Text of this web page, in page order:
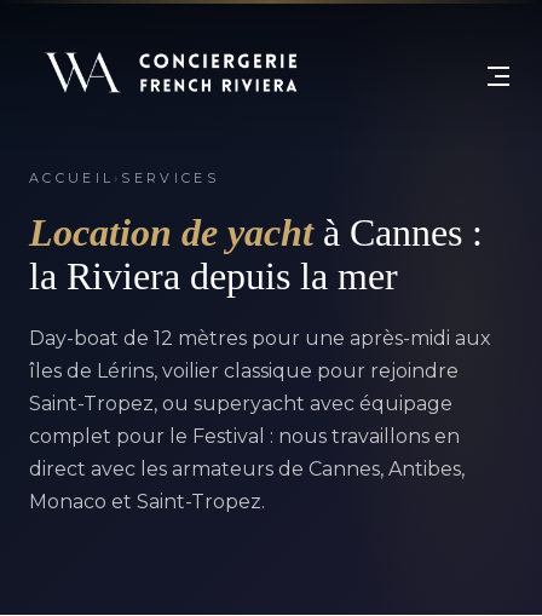
ACCUEIL › SERVICES
Location de yachtà Cannes :
la Riviera depuis la mer
Day-boat de 12 mètres pour une après-midi aux
îles de Lérins, voilier classique pour rejoindre
Saint-Tropez, ou superyacht avec équipage
complet pour le Festival : nous travaillons en
direct avec les armateurs de Cannes, Antibes,
Monaco et Saint-Tropez.